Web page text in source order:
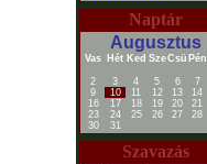
Naptár
Augusztus
Vas Hét Ked SzeCsü Pén
2
3 4 5 6 7
9
10 11 12 13 14
16
17 18 19 20 21
23
24 25 26 27 28
30
31
Szavazás